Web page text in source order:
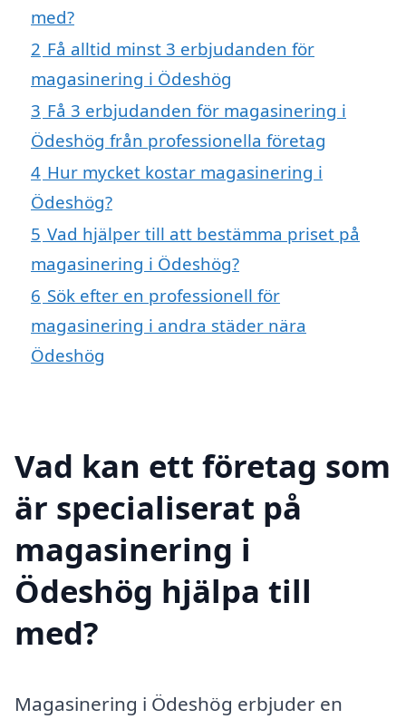
med?
2 Få alltid minst 3 erbjudanden för
magasinering i Ödeshög
3 Få 3 erbjudanden för magasinering i
Ödeshög från professionella företag
4 Hur mycket kostar magasinering i
Ödeshög?
5 Vad hjälper till att bestämma priset på
magasinering i Ödeshög?
6 Sök efter en professionell för
magasinering i andra städer nära
Ödeshög
Vad kan ett företag som
är specialiserat på
magasinering i
Ödeshög hjälpa till
med?
Magasinering i Ödeshög erbjuder en